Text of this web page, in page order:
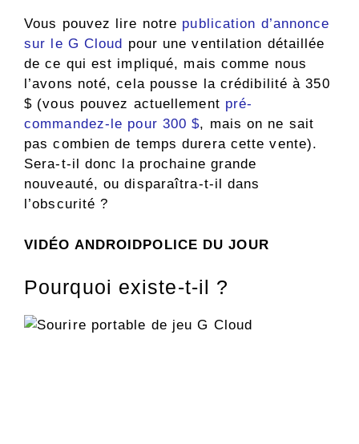
Vous pouvez lire notre publication d’annonce
sur le G Cloud pour une ventilation détaillée
de ce qui est impliqué, mais comme nous
l’avons noté, cela pousse la crédibilité à 350
$ (vous pouvez actuellement pré-
commandez-le pour 300 $, mais on ne sait
pas combien de temps durera cette vente).
Sera-t-il donc la prochaine grande
nouveauté, ou disparaîtra-t-il dans
l’obscurité ?
VIDÉO ANDROIDPOLICE DU JOUR
Pourquoi existe-t-il ?